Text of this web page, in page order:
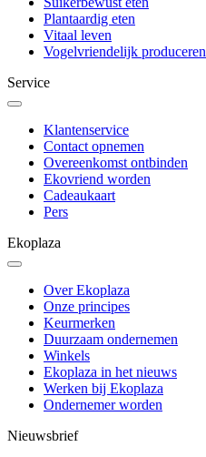
Plantaardig eten
Vitaal leven
Vogelvriendelijk produceren
Service
Klantenservice
Contact opnemen
Overeenkomst ontbinden
Ekovriend worden
Cadeaukaart
Pers
Ekoplaza
Over Ekoplaza
Onze principes
Keurmerken
Duurzaam ondernemen
Winkels
Ekoplaza in het nieuws
Werken bij Ekoplaza
Ondernemer worden
Nieuwsbrief